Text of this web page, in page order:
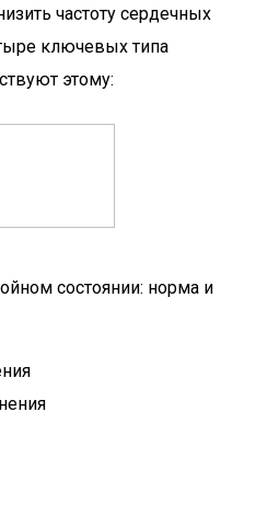
частоту сердечных
ключевых типа
этому:
состоянии: норма и